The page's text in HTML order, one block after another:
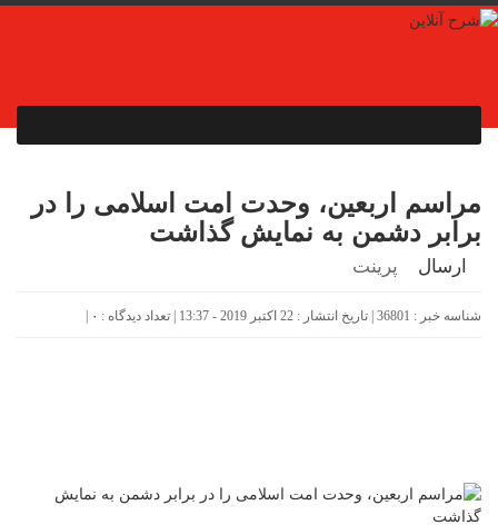
مراسم اربعین، وحدت امت اسلامی را در
برابر دشمن به نمایش گذاشت
ارسال پرینت
شناسه خبر : 36801 | تاریخ انتشار : 22 اکتبر 2019 - 13:37 | تعداد دیدگاه : ۰